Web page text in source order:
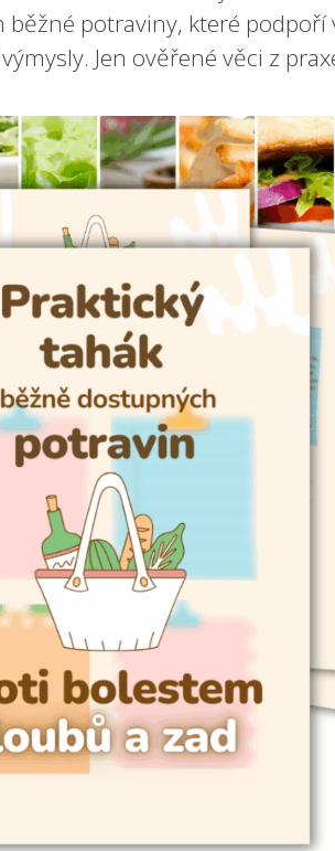
běžné potraviny, které podpoří
Jen ověřené věci z